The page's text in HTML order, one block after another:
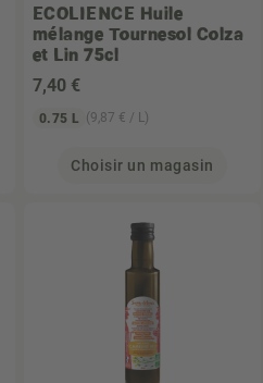
ECOLIENCE Huile
mélange Tournesol Colza
et Lin 75cl
7,40 €
0.75 L (9,87 € / L)
Choisir un magasin